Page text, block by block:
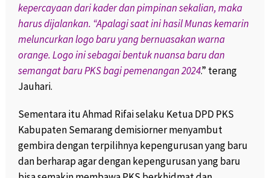
kepercayaan dari kader dan pimpinan sekalian, maka
harus dijalankan. “Apalagi saat ini hasil Munas kemarin
meluncurkan logo baru yang bernuasakan warna
orange. Logo ini sebagai bentuk nuansa baru dan
semangat baru PKS bagi pemenangan 2024.” terang
Jauhari.
Sementara itu Ahmad Rifai selaku Ketua DPD PKS
Kabupaten Semarang demisiorner menyambut
gembira dengan terpilihnya kepengurusan yang baru
dan berharap agar dengan kepengurusan yang baru